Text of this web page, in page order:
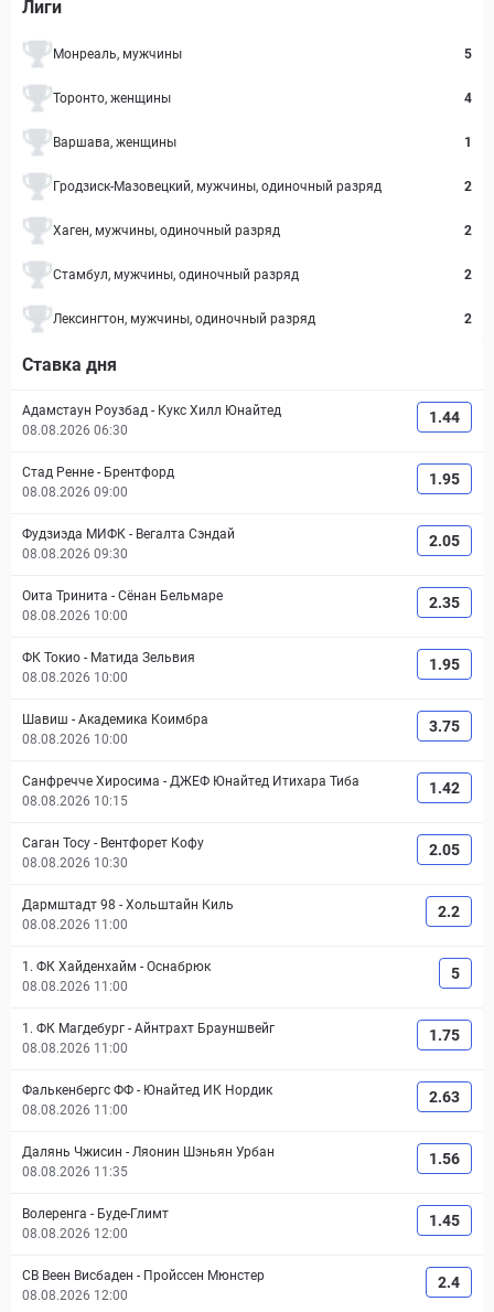
Лиги
Монреаль, мужчины 5
Торонто, женщины 4
Варшава, женщины 1
Гродзиск-Мазовецкий, мужчины, одиночный разряд 2
Хаген, мужчины, одиночный разряд 2
Стамбул, мужчины, одиночный разряд 2
Лексингтон, мужчины, одиночный разряд 2
Ставка дня
Адамстаун Роузбад - Кукс Хилл Юнайтед
08.08.2026 06:30
1.44
Стад Ренне - Брентфорд
08.08.2026 09:00
1.95
Фудзиэда МИФК - Вегалта Сэндай
08.08.2026 09:30
2.05
Оита Тринита - Сёнан Бельмаре
08.08.2026 10:00
2.35
ФК Токио - Матида Зельвия
08.08.2026 10:00
1.95
Шавиш - Академика Коимбра
08.08.2026 10:00
3.75
Санфречче Хиросима - ДЖЕФ Юнайтед Итихара Тиба
08.08.2026 10:15
1.42
Саган Тосу - Вентфорет Кофу
08.08.2026 10:30
2.05
Дармштадт 98 - Хольштайн Киль
08.08.2026 11:00
2.2
1. ФК Хайденхайм - Оснабрюк
08.08.2026 11:00
5
1. ФК Магдебург - Айнтрахт Брауншвейг
08.08.2026 11:00
1.75
Фалькенбергс ФФ - Юнайтед ИК Нордик
08.08.2026 11:00
2.63
Далянь Чжисин - Ляонин Шэньян Урбан
08.08.2026 11:35
1.56
Волеренга - Буде-Глимт
08.08.2026 12:00
1.45
СВ Веен Висбаден - Пройссен Мюнстер
08.08.2026 12:00
2.4